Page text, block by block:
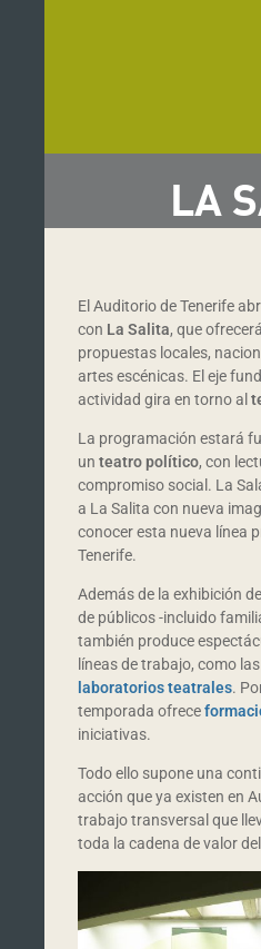
LA
El Auditorio de Tenerife
con La Salita, que
propuestas locales,
artes escénicas. El eje
actividad gira en torno al
La programación estará
unteatro político, con
compromiso social. La
a La Salita con nueva
conocer esta nueva línea
Tenerife.
Además de la exhibición
de públicos -incluido
también produce
líneas de trabajo, como
laboratorios teatrales.
temporada ofrece
iniciativas.
Todo ello supone una
acción que ya existen en
trabajo transversal que
toda la cadena de valor